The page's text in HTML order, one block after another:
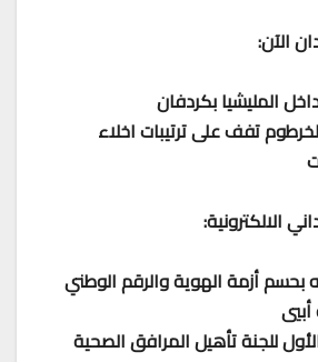
الآن:
المليشيا بكردفان
تفف على ترتيبات اخلاء
الالكترونية:
بحسم أزمة الهوية والرقم الوطني
للجنة تأهيل المرافق الصحية